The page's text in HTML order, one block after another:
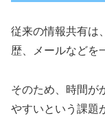
従来の情報共有は
歴、メールなどを
そのため、時間が
やすいという課題